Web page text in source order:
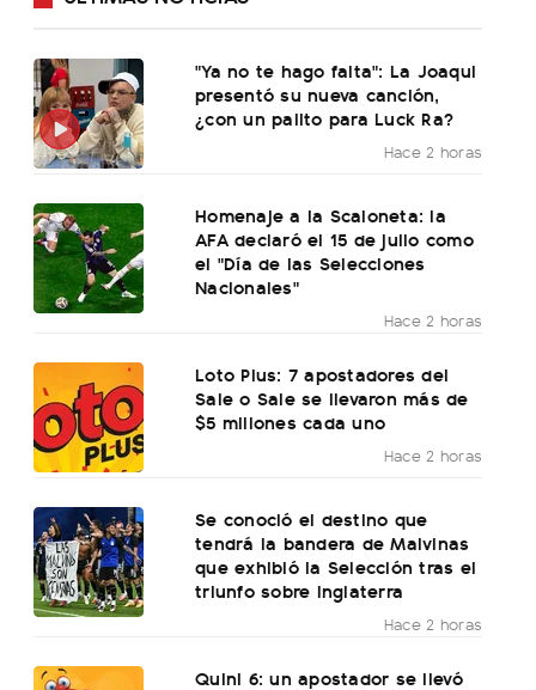
"Ya no te hago falta": La Joaqui
presentó su nueva canción,
¿con un palito para Luck Ra?
Hace 2 horas
Homenaje a la Scaloneta: la
AFA declaró el 15 de julio como
el "Día de las Selecciones
Nacionales"
Hace 2 horas
Loto Plus: 7 apostadores del
Sale o Sale se llevaron más de
$5 millones cada uno
Hace 2 horas
Se conoció el destino que
tendrá la bandera de Malvinas
que exhibió la Selección tras el
triunfo sobre Inglaterra
Hace 2 horas
Quini 6: un apostador se llevó